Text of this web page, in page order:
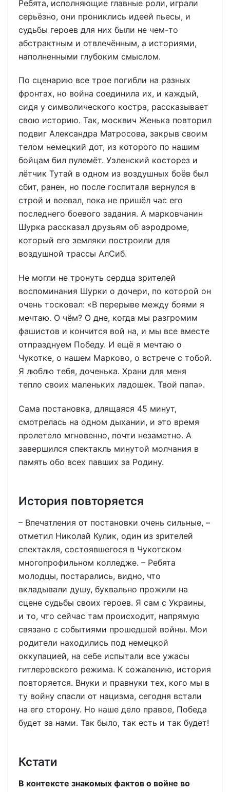
Ребята, исполняющие главные роли, играли
серьёзно, они прониклись идеей пьесы, и
судьбы героев для них были не чем-то
абстрактным и отвлечённым, а историями,
наполненными глубоким смыслом.
По сценарию все трое погибли на разных
фронтах, но война соединила их, и каждый,
сидя у символического костра, рассказывает
свою историю. Так, москвич Женька повторил
подвиг Александра Матросова, закрыв своим
телом немецкий дот, из которого по нашим
бойцам бил пулемёт. Уэленский косторез и
лётчик Тутай в одном из воздушных боёв был
сбит, ранен, но после госпиталя вернулся в
строй и воевал, пока не пришёл час его
последнего боевого задания. А марковчанин
Шурка рассказал друзьям об аэродроме,
который его земляки построили для
воздушной трассы АлСиб.
Не могли не тронуть сердца зрителей
воспоминания Шурки о дочери, по которой он
очень тосковал: «В перерыве между боями я
мечтаю. О чём? О дне, когда мы разгромим
фашистов и кончится вой на, и мы все вместе
отпразднуем Победу. И ещё я мечтаю о
Чукотке, о нашем Марково, о встрече с тобой.
Я люблю тебя, доченька. Храни для меня
тепло своих маленьких ладошек. Твой папа».
Сама постановка, длящаяся 45 минут,
смотрелась на одном дыхании, и это время
пролетело мгновенно, почти незаметно. А
завершился спектакль минутой молчания в
память обо всех павших за Родину.
История повторяется
– Впечатления от постановки очень сильные, –
отметил Николай Кулик, один из зрителей
спектакля, состоявшегося в Чукотском
многопрофильном колледже. – Ребята
молодцы, постарались, видно, что
вкладывали душу, буквально прожили на
сцене судьбы своих героев. Я сам с Украины,
и то, что сейчас там происходит, напрямую
связано с событиями прошедшей войны. Мои
родители находились под немецкой
оккупацией, на себе испытали все ужасы
гитлеровского режима. К сожалению, история
повторяется. Внуки и правнуки тех, кого мы в
ту войну спасли от нацизма, сегодня встали
на его сторону. Но наше дело правое, Победа
будет за нами. Так было, так есть и так будет!
Кстати
В контексте знакомых фактов о войне во